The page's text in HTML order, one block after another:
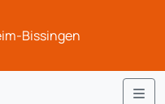
Bissingen